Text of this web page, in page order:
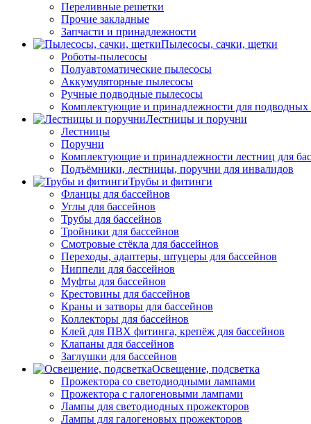
Переливные решетки
Прочие закладные
Запчасти и принадлежности
Пылесосы, сачки, щетки
Роботы-пылесосы
Полуавтоматические пылесосы
Аккумуляторные пылесосы
Ручные подводные пылесосы
Комплектующие и принадлежности для подводных
Лестницы и поручни
Лестницы
Поручни
Комплектующие и принадлежности лестниц для
Подъёмники, лестницы, поручни для инвалидов
Трубы и фитинги
Фланцы для бассейнов
Углы для бассейнов
Трубы для бассейнов
Тройники для бассейнов
Смотровые стёкла для бассейнов
Переходы, адаптеры, штуцеры для бассейнов
Ниппели для бассейнов
Муфты для бассейнов
Крестовины для бассейнов
Краны и затворы для бассейнов
Коллекторы для бассейнов
Клей для ПВХ фитинга, крепёж для бассейнов
Клапаны для бассейнов
Заглушки для бассейнов
Освещение, подсветка
Прожектора со светодиодными лампами
Прожектора с галогеновыми лампами
Лампы для светодиодных прожекторов
Лампы для галогеновых прожекторов